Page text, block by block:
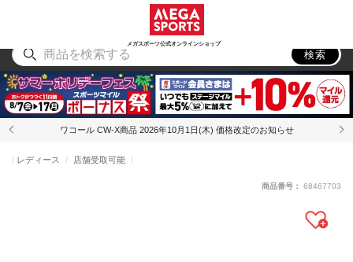
メガスポーツ公式オンラインショップ
アウトドア
検索
ワコール CW-X商品 2026年10月1日(木) 価格改定のお知らせ
レディース 店舗受取可能
商品番号： 68467703